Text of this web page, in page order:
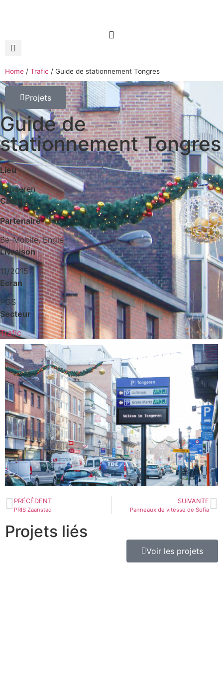
Home / Trafic / Guide de stationnement Tongres
Projets
Guide de
stationnement Tongres
Lieu
Tongeren
Client
Partenaire
Be-Mobile, Engie
Livraison
11/2015
Ecran
PGS
Secteur
Trafic
PRÉCÉDENT
PRIS Zaanstad
SUIVANTE
Panneaux de vitesse de Sofia
Projets liés
Voir les projets